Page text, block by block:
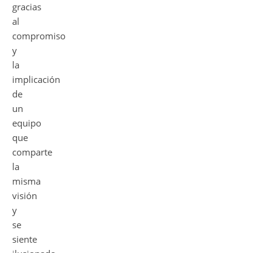
gracias
al
compromiso
y
la
implicación
de
un
equipo
que
comparte
la
misma
visión
y
se
siente